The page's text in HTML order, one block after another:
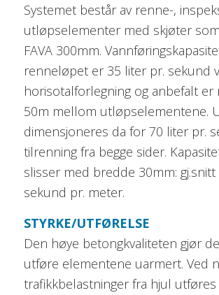
Systemet består av renne-,
utløpselementer med skjøter
FAVA 300mm.
renneløpet er 35 liter pr. sekund
horisotalforlegning og anbefalt er
50m mellom utløpselementene.
dimensjoneres da for 70 liter pr.
tilrenning fra begge sider.
slisser med bredde 30mm:
sekund pr. meter.
STYRKE/UTFØRELSE
Den høye betongkvaliteten gjør
utføre elementene uarmert. Ved
trafikkbelastninger fra hjul utføres